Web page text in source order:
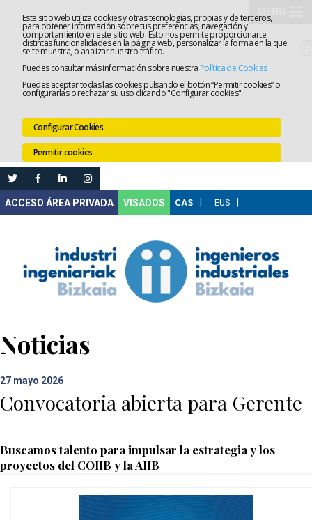
Este sitio web utiliza cookies y otras tecnologías, propias y de terceros,
para obtener información sobre tus preferencias, navegación y
comportamiento en este sitio web. Esto nos permite proporcionarte
distintas funcionalidades en la página web, personalizar la forma en la que
se te muestra, o analizar nuestro tráfico.
Puedes consultar más información sobre nuestra Política de Cookies
Puedes aceptar todas las cookies pulsando el botón “Permitir cookies” o
configurarlas o rechazar su uso clicando "Configurar cookies".
Configurar Cookies
Permitir cookies
VISADOS
Noticias
27 mayo 2026
Convocatoria abierta para Gerente
Buscamos talento para impulsar la estrategia y los
proyectos del COIIB y la AIIB
El
Colegio
Empleo
Ventanilla